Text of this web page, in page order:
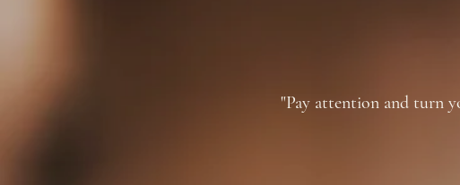
"Pay attention and turn